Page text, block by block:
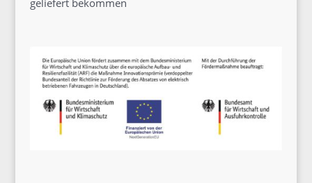
geliefert bekommen